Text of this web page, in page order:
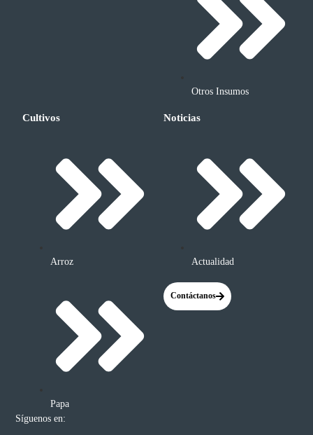
Otros Insumos
Cultivos
Arroz
Papa
Noticias
Actualidad
Contáctanos
Síguenos en: